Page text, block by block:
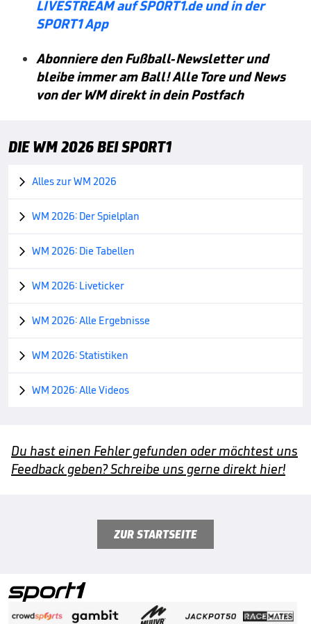
LIVESTREAM auf SPORT1.de und in der
SPORT1 App
Abonniere den Fußball-Newsletter und
bleibe immer am Ball! Alle Tore und News
von der WM direkt in dein Postfach
DIE WM 2026 BEI SPORT1
 Alles zur WM 2026
 WM 2026: Der Spielplan
 WM 2026: Die Tabellen
 WM 2026: Liveticker
 WM 2026: Alle Ergebnisse
 WM 2026: Statistiken
 WM 2026: Alle Videos
Du hast einen Fehler gefunden oder möchtest uns
Feedback geben? Schreibe uns gerne direkt hier!
ZUR STARTSEITE